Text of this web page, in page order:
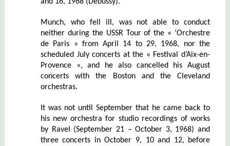
Munch, who fell ill, was not able to conduct
neither during the USSR Tour of the « ‘Orchestre
de Paris » from April 14 to 29, 1968, nor the
scheduled July concerts at the « Festival d’Aix-en-
Provence », and he also cancelled his August
concerts with the Boston and the Cleveland
orchestras.
It was not until September that he came back to
his new orchestra for studio recordings of works
by Ravel (September 21 – October 3, 1968) and
three concerts in October 9, 10 and 12, before